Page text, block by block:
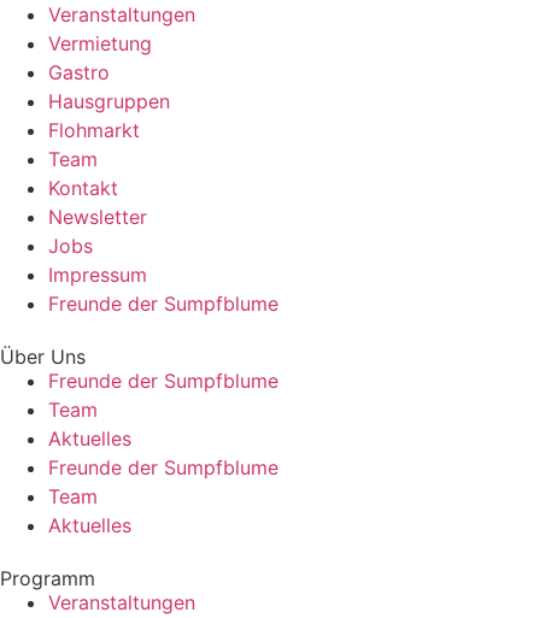
Veranstaltungen
Vermietung
Gastro
Hausgruppen
Flohmarkt
Team
Kontakt
Newsletter
Jobs
Impressum
Freunde der Sumpfblume
Über Uns
Freunde der Sumpfblume
Team
Aktuelles
Freunde der Sumpfblume
Team
Aktuelles
Programm
Veranstaltungen